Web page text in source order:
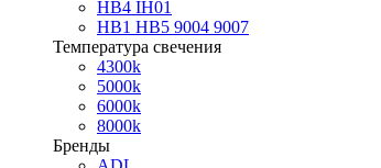
HB4 IH01
HB1 HB5 9004 9007
Температура свечения
4300k
5000k
6000k
8000k
Бренды